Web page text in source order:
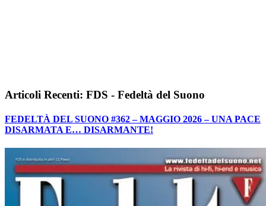
Articoli Recenti: FDS - Fedeltà del Suono
FEDELTÀ DEL SUONO #362 – MAGGIO 2026 – UNA PACE
DISARMATA E… DISARMANTE!